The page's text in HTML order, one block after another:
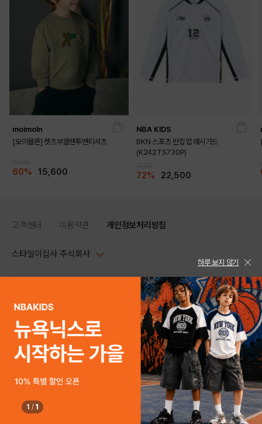
moimoln
[모이몰른] 켓츠부클맨투맨티셔츠
60% 15,600
NBA KIDS
BKN 스포츠 반집업 래시가드
(K242TS730P)
72% 22,500
구매하기
고객센터 이용약관 개인정보처리방침
스타일이십사 주식회사
주소 : 서울시 강남구 논현로 633, 6층 (논현동, 한세엠케이빌딩)
사업자등록번호 : 116-81-32499
통신판매업신고번호 : 제 2024-서울강남-04239
호스팅 서비스 : 스타일이십사㈜
고객센터 1544-5336(평일 09:00~ 18:00 토/일/공휴일 휴무)
스타일24 고객센터 1544-5336
평일 09:00~ 18:00 (토/일/공휴일 휴무)
help Email : help@style24.com
COPYRIGHTⓒ2021 STYLE24 ALL RIGHTS RESERVED.
하루 보지 않기
1 / 1